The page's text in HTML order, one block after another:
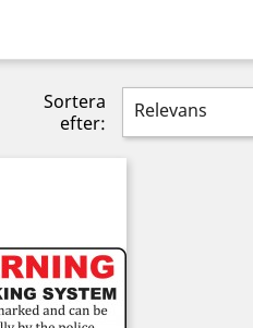
Sortera
efter:
Relevans